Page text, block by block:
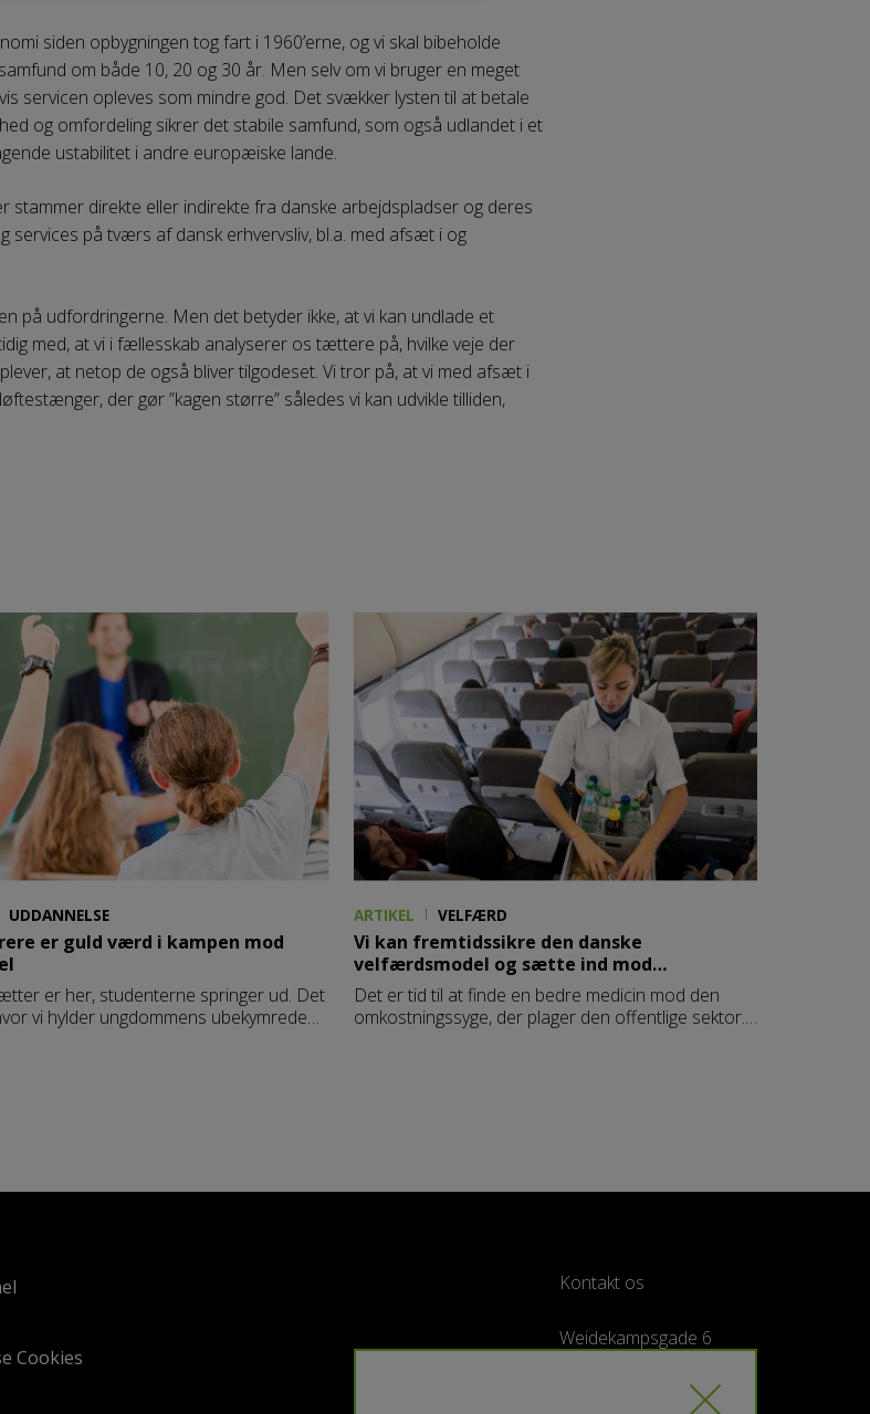
siden opbygningen tog fart i 1960’erne, og vi skal bibeholde
om både 10, 20 og 30 år. Men selv om vi bruger en meget
servicen opleves som mindre god. Det svækker lysten til at betale
og omfordeling sikrer det stabile samfund, som også udlandet i et
ustabilitet i andre europæiske lande.
direkte eller indirekte fra danske arbejdspladser og deres
services på tværs af dansk erhvervsliv, bl.a. med afsæt i og
på udfordringerne. Men det betyder ikke, at vi kan undlade et
med, at vi i fællesskab analyserer os tættere på, hvilke veje der
at netop de også bliver tilgodeset. Vi tror på, at vi med afsæt i
der gør ”kagen større” således vi kan udvikle tilliden,
UDDANNELSE
er guld værd i kampen mod
er her, studenterne springer ud. Det
vi hylder ungdommens ubekymrede
ARTIKEL VELFÆRD
Vi kan fremtidssikre den danske
velfærdsmodel og sætte ind mod
omkostningssygen
Det er tid til at finde en bedre medicin mod den
omkostningssyge, der plager den offentlige sektor.
Cookies
Kontakt os
Weidekampsgade 6